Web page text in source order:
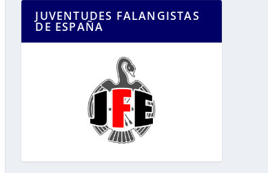
JUVENTUDES FALANGISTAS
DE ESPAÑA